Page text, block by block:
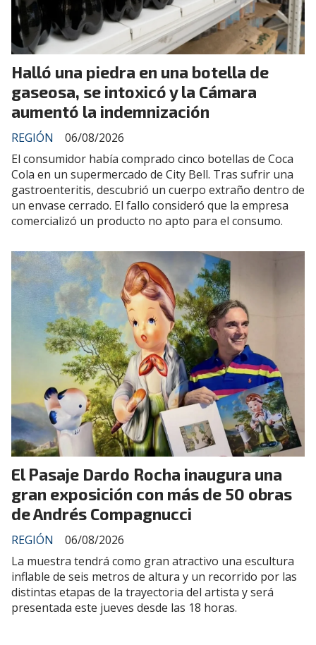
Halló una piedra en una botella de
gaseosa, se intoxicó y la Cámara
aumentó la indemnización
REGIÓN
06/08/2026
El consumidor había comprado cinco botellas de Coca
Cola en un supermercado de City Bell. Tras sufrir una
gastroenteritis, descubrió un cuerpo extraño dentro de
un envase cerrado. El fallo consideró que la empresa
comercializó un producto no apto para el consumo.
El Pasaje Dardo Rocha inaugura una
gran exposición con más de 50 obras
de Andrés Compagnucci
REGIÓN
06/08/2026
La muestra tendrá como gran atractivo una escultura
inflable de seis metros de altura y un recorrido por las
distintas etapas de la trayectoria del artista y será
presentada este jueves desde las 18 horas.